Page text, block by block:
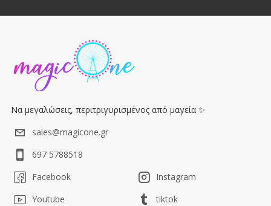
Να μεγαλώσεις, περιτριγυρισμένος από μαγεία ✨
sales@magicone.gr
697 5788518
Facebook
Instagram
Youtube
tiktok